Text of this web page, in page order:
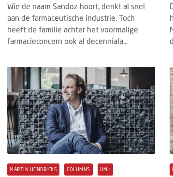
Wie de naam Sandoz hoort, denkt al snel
aan de farmaceutische industrie. Toch
heeft de familie achter het voormalige
farmacieconcern ook al decenniala...
MARTIN HENDRICKS COLUMNS HM+